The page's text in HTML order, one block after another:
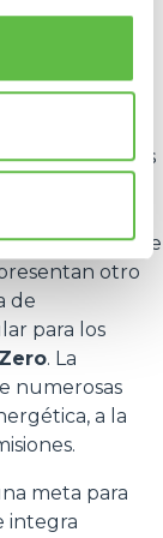
compacto
La versión
las
las aplicaciones
y sostenibles.
de serie
otro
de
para los
. La
numerosas
a la
meta para
integra